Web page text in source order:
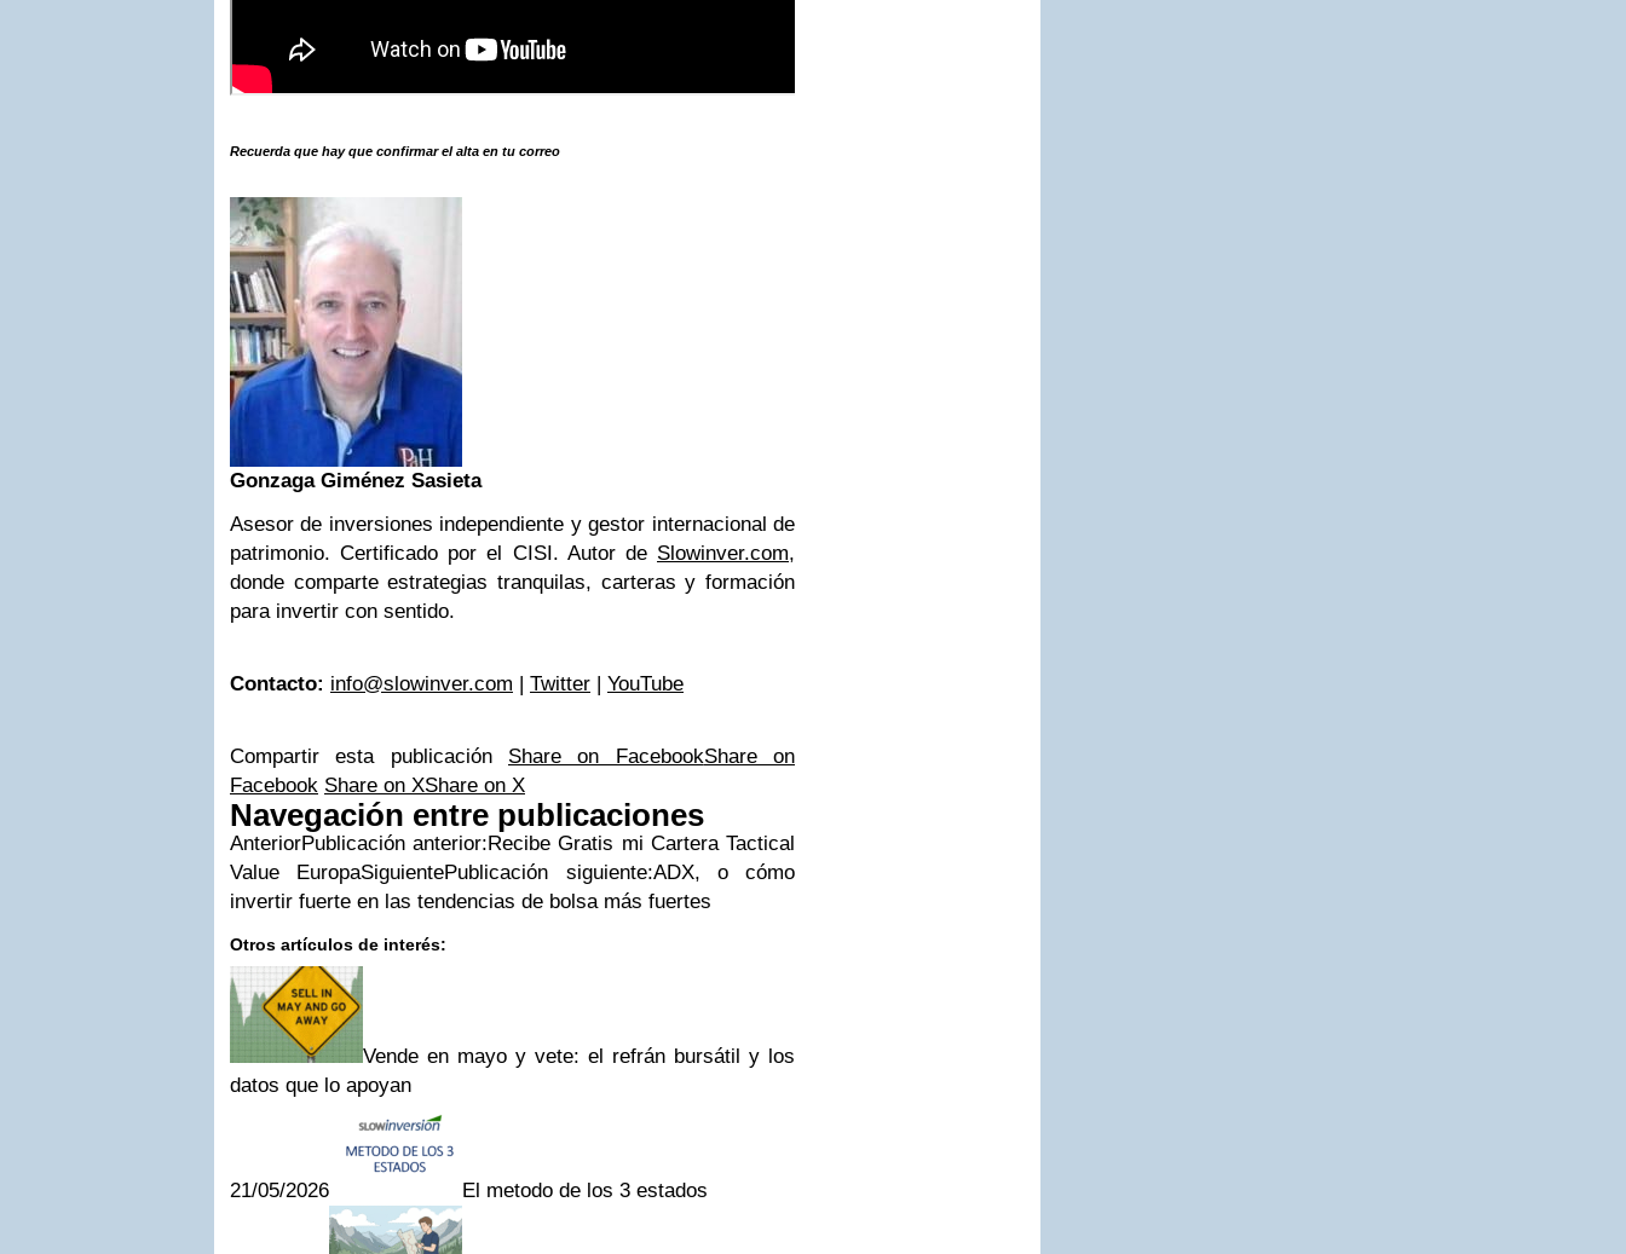
Recuerda que hay que confirmar el alta en tu correo
Gonzaga Giménez Sasieta
Asesor de inversiones independiente y gestor internacional de
patrimonio. Certificado por el CISI. Autor de Slowinver.com,
donde comparte estrategias tranquilas, carteras y formación
para invertir con sentido.
Contacto: info@slowinver.com | Twitter | YouTube
Compartir esta publicación Share on FacebookShare on
Facebook Share on XShare on X
Navegación entre publicaciones
AnteriorPublicación anterior:Recibe Gratis mi Cartera Tactical
Value EuropaSiguientePublicación siguiente:ADX, o cómo
invertir fuerte en las tendencias de bolsa más fuertes
Otros artículos de interés:
Vende en mayo y vete: el refrán bursátil y los
datos que lo apoyan
21/05/2026 El metodo de los 3 estados